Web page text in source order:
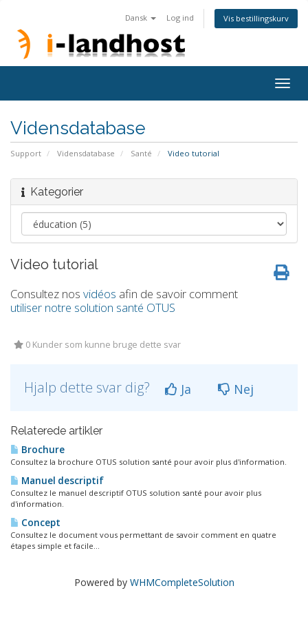
Dansk Log ind Vis bestillingskurv
Vidensdatabase
Support Vidensdatabase Santé Video tutorial
Kategorier
Video tutorial
Consultez nos vidéos afin de savoir comment
utiliser notre solution santé OTUS
0 Kunder som kunne bruge dette svar
Hjalp dette svar dig? Ja Nej
Relaterede artikler
Brochure
Consultez la brochure OTUS solution santé pour avoir plus d'information.
Manuel descriptif
Consultez le manuel descriptif OTUS solution santé pour avoir plus
d'information.
Concept
Consultez le document vous permettant de savoir comment en quatre
étapes simple et facile...
Powered by WHMCompleteSolution